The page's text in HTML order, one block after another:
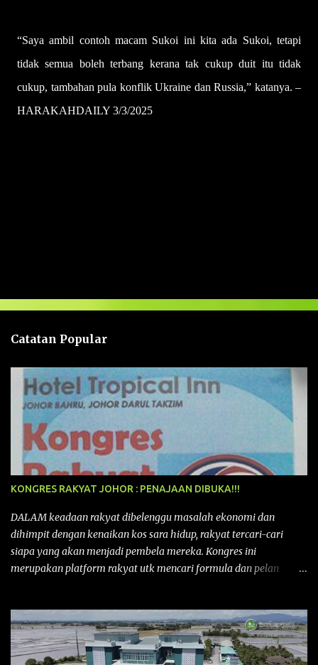
“Saya ambil contoh macam Sukoi ini kita ada Sukoi, tetapi
tidak semua boleh terbang kerana tak cukup duit itu tidak
cukup, tambahan pula konflik Ukraine dan Russia,” katanya. –
HARAKAHDAILY 3/3/2025
a
n
Catatan Popular
KONGRES RAKYAT JOHOR : PENAJAAN DIBUKA!!!
DALAM keadaan rakyat dibelenggu masalah ekonomi dan
dihimpit dengan kenaikan kos sara hidup, rakyat tercari-cari
siapa yang akan menjadi pembela mereka. Kongres ini
merupakan platform rakyat utk mencari formula dan pelan
pertama yang telah diadakan pada 12 September 2015 di Shah
Alam, Selangor, di peringkat kebangsaan dengan tema
“MEMBINA MALAYSIA SEJAHTERA”, Kongre s Rakyat di